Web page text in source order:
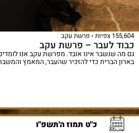
155,604 צפיות פרשת עקב
כבוד לעבר – פרשת עקב
גם מה שנשבר אינו אובד. מפרשת עקב אנו
בארון הברית כדי להזכיר שהעבר, המאמץ
כ"ט תמוז ה'תשפ"ו